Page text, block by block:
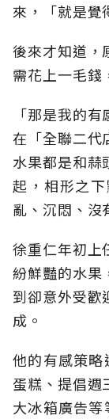
來，「就是覺
後來才知道，
需花上一毛錢
「那是我的
在「全聯二代
水果都是和蒜
起，相形之
亂、沉悶、沒
徐重仁年初上
紛鮮豔的水果
到卻意外受歡
成。
他的有感策
蛋糕、提倡週
大冰箱廣告